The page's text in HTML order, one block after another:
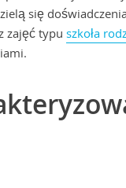
się
zajęć typuszkoła